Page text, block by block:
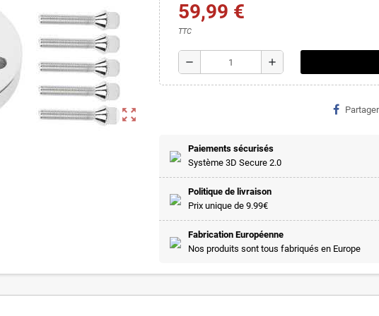
zoom_out_map
59,99 €
TTC
remove add
Partager
Paiements sécurisés
Système 3D Secure 2.0
Politique de livraison
Prix unique de 9.99€
Fabrication Européenne
Nos produits sont tous fabriqués en Europe